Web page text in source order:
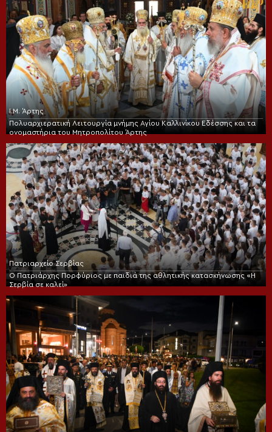
Ι.Μ. Άρτης
Πολυαρχιερατική Λειτουργία μνήμης Αγίου Καλλινίκου Εδέσσης και τα
ονομαστήρια του Μητροπολίτου Άρτης
Πατριαρχείο Σερβίας
Ο Πατριάρχης Πορφύριος με παιδιά της αθλητικής κατασκήνωσης «Η
Σερβία σε καλεί»